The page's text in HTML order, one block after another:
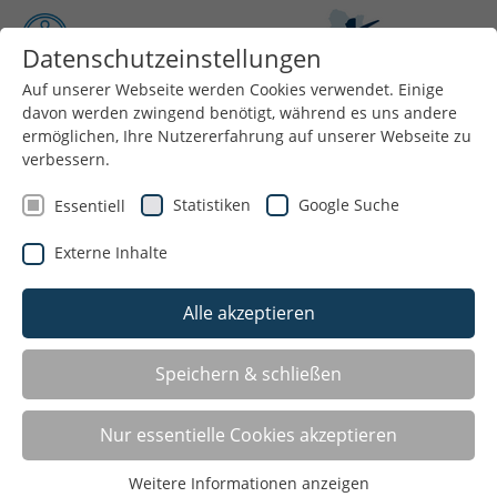
Menü
Warendorf e.V.
Datenschutzeinstellungen
Auf unserer Webseite werden Cookies verwendet. Einige
davon werden zwingend benötigt, während es uns andere
ermöglichen, Ihre Nutzererfahrung auf unserer Webseite zu
verbessern.
Essentiell Statistiken Google Suche
Externe Inhalte
Alle akzeptieren
Speichern & schließen
Nur essentielle Cookies akzeptieren
Weitere Informationen anzeigen